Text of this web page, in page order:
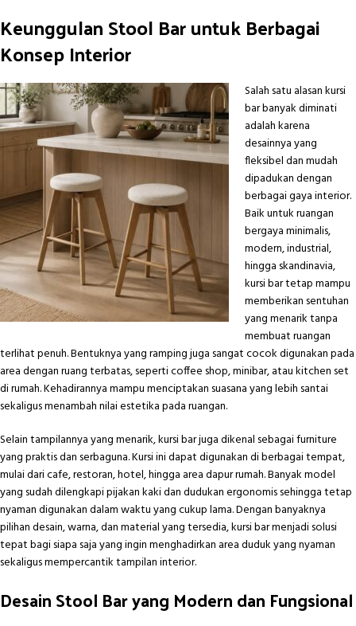
Keunggulan Stool Bar untuk Berbagai
Konsep Interior
Salah satu alasan kursi
bar banyak diminati
adalah karena
desainnya yang
fleksibel dan mudah
dipadukan dengan
berbagai gaya interior.
Baik untuk ruangan
bergaya minimalis,
modern, industrial,
hingga skandinavia,
kursi bar tetap mampu
memberikan sentuhan
yang menarik tanpa
membuat ruangan
terlihat penuh. Bentuknya yang ramping juga sangat cocok digunakan pada
area dengan ruang terbatas, seperti coffee shop, minibar, atau kitchen set
di rumah. Kehadirannya mampu menciptakan suasana yang lebih santai
sekaligus menambah nilai estetika pada ruangan.
Selain tampilannya yang menarik, kursi bar juga dikenal sebagai furniture
yang praktis dan serbaguna. Kursi ini dapat digunakan di berbagai tempat,
mulai dari cafe, restoran, hotel, hingga area dapur rumah. Banyak model
yang sudah dilengkapi pijakan kaki dan dudukan ergonomis sehingga tetap
nyaman digunakan dalam waktu yang cukup lama. Dengan banyaknya
pilihan desain, warna, dan material yang tersedia, kursi bar menjadi solusi
tepat bagi siapa saja yang ingin menghadirkan area duduk yang nyaman
sekaligus mempercantik tampilan interior.
Desain Stool Bar yang Modern dan Fungsional